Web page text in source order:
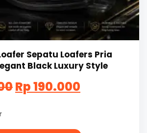
Sepatu Loafers Pria
Black Luxury Style
Harga
Rp190.000